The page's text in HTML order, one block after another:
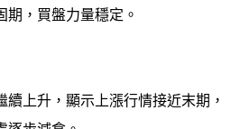
，買盤力量穩定。
上升，顯示上漲行情接近末期，